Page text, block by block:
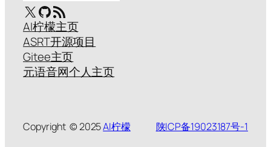
X GitHub
RSS Feed
AI柠檬主页
ASRT开源项目
Gitee主页
元语音网个人主页
Copyright © 2025AI柠檬 陕ICP备19023187号-1